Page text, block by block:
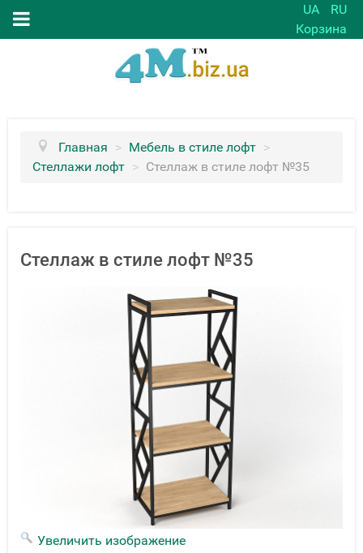
UA
RU
Корзина
Главная > Мебель в стиле лофт >
Стеллажи лофт > Стеллаж в стиле лофт №35
Стеллаж в стиле лофт №35
Увеличить изображение